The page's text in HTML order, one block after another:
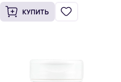
КУПИТЬ